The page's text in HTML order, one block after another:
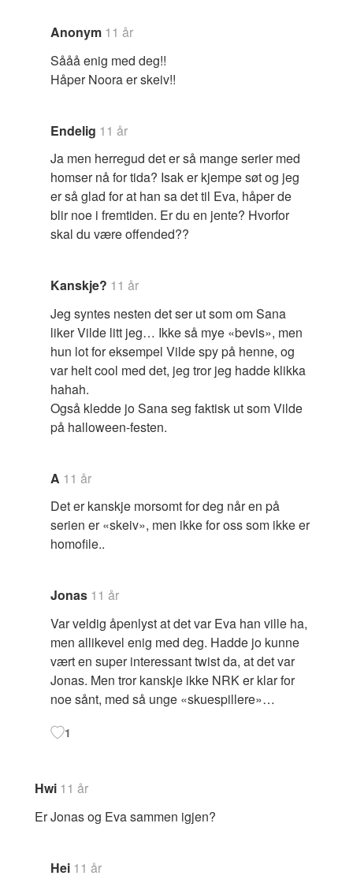
Anonym 11 år
Sååå enig med deg!!
Håper Noora er skeiv!!
Endelig 11 år
Ja men herregud det er så mange serier med
homser nå for tida? Isak er kjempe søt og jeg
er så glad for at han sa det til Eva, håper de
blir noe i fremtiden. Er du en jente? Hvorfor
skal du være offended??
Kanskje? 11 år
Jeg syntes nesten det ser ut som om Sana
liker Vilde litt jeg… Ikke så mye «bevis», men
hun lot for eksempel Vilde spy på henne, og
var helt cool med det, jeg tror jeg hadde klikka
hahah.
Også kledde jo Sana seg faktisk ut som Vilde
på halloween-festen.
A 11 år
Det er kanskje morsomt for deg når en på
serien er «skeiv», men ikke for oss som ikke er
homofile..
Jonas 11 år
Var veldig åpenlyst at det var Eva han ville ha,
men allikevel enig med deg. Hadde jo kunne
vært en super interessant twist da, at det var
Jonas. Men tror kanskje ikke NRK er klar for
noe sånt, med så unge «skuespillere»…
1
Hwi 11 år
Er Jonas og Eva sammen igjen?
Hei 11 år